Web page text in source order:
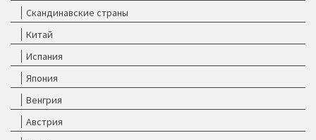
Скандинавские страны
Китай
Испания
Япония
Венгрия
Австрия